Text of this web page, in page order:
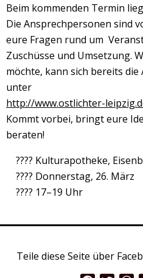
Beim kommenden Termin
Die Ansprechpersonen sind
eure Fragen rund um
Zuschüsse und Umsetzung.
möchte, kann sich bereits
unter
http://www.ostlichter-
Kommt vorbei, bringt eure
beraten!
???? Kulturapotheke,
???? Donnerstag, 26. März
???? 17–19 Uhr
Teile diese Seite über